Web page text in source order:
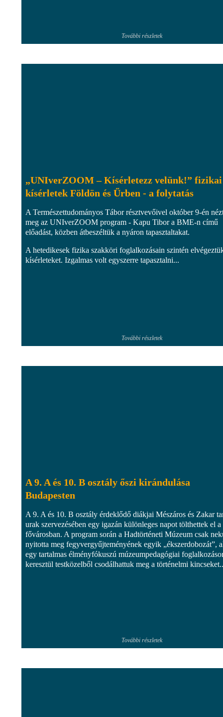
További részletek
„UNIverZOOM – Kísérletezz velünk!” fizikai
kísérletek Földön és Űrben - a folytatás
A Természettudományos Tábor résztvevőivel október 9-én
meg az UNIverZOOM program - Kapu Tibor a BME-n című
előadást, közben átbeszéltük a nyáron tapasztaltakat.
A hetedikesek fizika szakköri foglalkozásain szintén
kísérleteket. Izgalmas volt egyszerre tapasztalni...
További részletek
A 9. A és 10. B osztály őszi kirándulása
Budapesten
A 9. A és 10. B osztály érdeklődő diákjai Mészáros és Zakar
urak szervezésében egy igazán különleges napot tölthettek el a
fővárosban. A program során a Hadtörténeti Múzeum csak
nyitotta meg fegyvergyűjteményének egyik „ékszerdobozát”,
egy tartalmas élményfókuszú múzeumpedagógiai
keresztül testközelből csodálhattuk meg a történelmi
További részletek